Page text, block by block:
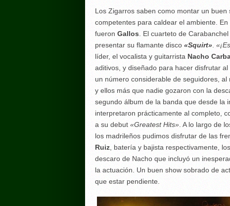
Los Zigarros saben como montar un
competentes para caldear el ambiente.
fueron Gallos . El cuarteto de
presentar su flamante disco «Squirt».
líder, el vocalista y guitarrista Nacho
aditivos, y diseñado para hacer disfrutar
un número considerable de seguidores,
y ellos más que nadie gozaron con la
segundo álbum de la banda que desde la
interpretaron prácticamente al completo,
a su debut «Greatest Hits». A lo largo de
los madrileños pudimos disfrutar de las
Ruiz, batería y bajista respectivamente,
descaro de Nacho que incluyó un
la actuación. Un buen show sobrado de
que estar pendiente.